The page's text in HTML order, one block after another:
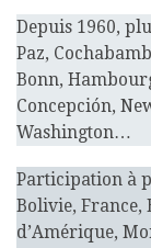
Depuis 1960,
Paz,
Bonn,
Concepción,
Washington…
Participation à
Bolivie, France,
d’Amérique,